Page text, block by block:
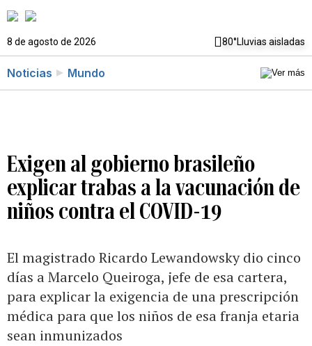
8 de agosto de 2026 80°Lluvias aisladas
Noticias Mundo
Exigen al gobierno brasileño
explicar trabas a la vacunación de
niños contra el COVID-19
El magistrado Ricardo Lewandowsky dio cinco
días a Marcelo Queiroga, jefe de esa cartera,
para explicar la exigencia de una prescripción
médica para que los niños de esa franja etaria
sean inmunizados